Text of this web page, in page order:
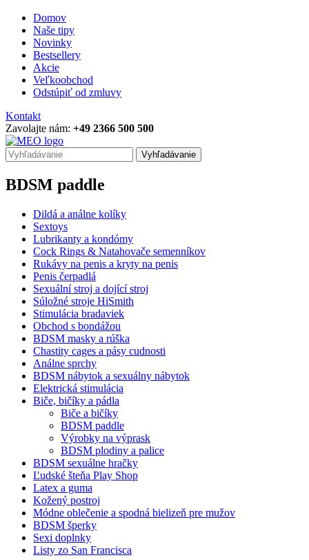
Domov
Naše tipy
Novinky
Bestsellery
Akcie
Veľkoobchod
Odstúpiť od zmluvy
Kontakt
Zavolajte nám: +49 2366 500 500
Vyhľadávanie
BDSM paddle
Dildá a análne kolíky
Sextoys
Lubrikanty a kondómy
Cock Rings & Natahovače semenníkov
Rukávy na penis a kryty na penis
Penis čerpadlá
Sexuální stroj a dojící stroj
Súložné stroje HiSmith
Stimulácia bradaviek
Obchod s bondážou
BDSM masky a rúška
Chastity cages a pásy cudnosti
Análne sprchy
BDSM nábytok a sexuálny nábytok
Elektrická stimulácia
Biče, bičíky a pádla
Biče a bičíky
BDSM paddle
Výrobky na výprask
BDSM plodiny a palice
BDSM sexuálne hračky
Ľudské šteňa Play Shop
Latex a guma
Kožený postroj
Módne oblečenie a spodná bielizeň pre mužov
BDSM šperky
Sexi doplnky
Listy zo San Francisca